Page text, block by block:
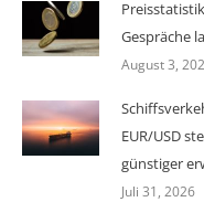
Gespräche
August 3,
EUR/USD
günstiger
Juli 31, 2026